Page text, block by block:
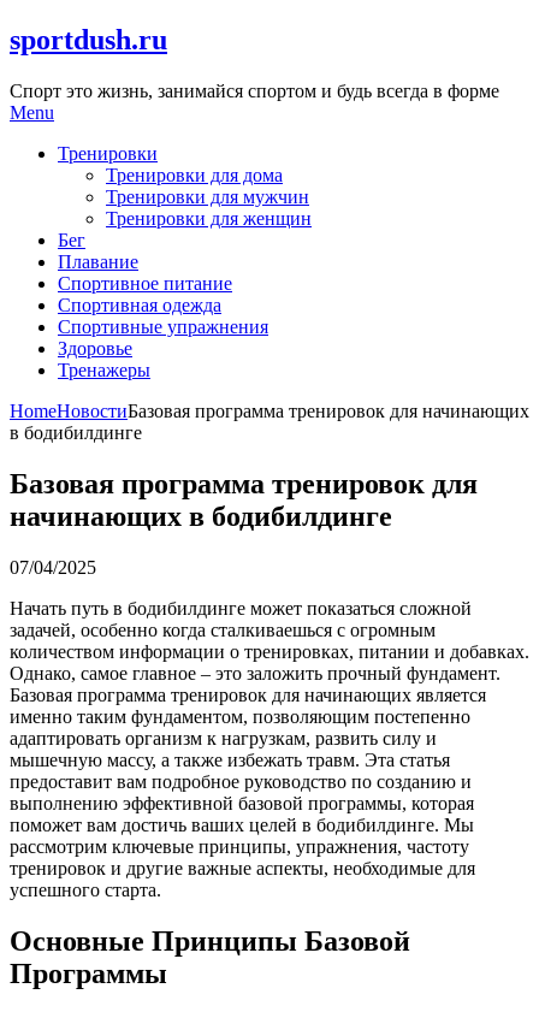
Skip
to
sportdush.ru
Спорт это жизнь, занимайся спортом и будь всегда в форме
Menu
Тренировки
Тренировки для дома
Тренировки для мужчин
Тренировки для женщин
Бег
Плавание
Спортивное питание
Спортивная одежда
Спортивные упражнения
Здоровье
Тренажеры
HomeНовостиБазовая программа тренировок для начинающих
в бодибилдинге
Базовая программа тренировок для
начинающих в бодибилдинге
07/04/2025
Начать путь в бодибилдинге может показаться сложной
задачей, особенно когда сталкиваешься с огромным
количеством информации о тренировках, питании и добавках.
Однако, самое главное – это заложить прочный фундамент.
Базовая программа тренировок для начинающих является
именно таким фундаментом, позволяющим постепенно
адаптировать организм к нагрузкам, развить силу и
мышечную массу, а также избежать травм. Эта статья
предоставит вам подробное руководство по созданию и
выполнению эффективной базовой программы, которая
поможет вам достичь ваших целей в бодибилдинге. Мы
рассмотрим ключевые принципы, упражнения, частоту
тренировок и другие важные аспекты, необходимые для
успешного старта.
Основные Принципы Базовой
Программы